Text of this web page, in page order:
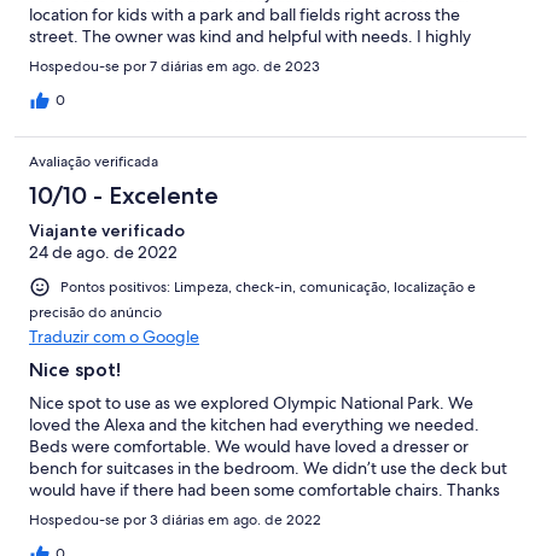
location for kids with a park and ball fields right across the
street. The owner was kind and helpful with needs. I highly
recommend staying here.
Hospedou-se por 7 diárias em ago. de 2023
0
Avaliação verificada
10/10 - Excelente
Viajante verificado
24 de ago. de 2022
Pontos positivos: Limpeza, check-in, comunicação, localização e
precisão do anúncio
Traduzir com o Google
Nice spot!
Nice spot to use as we explored Olympic National Park. We
loved the Alexa and the kitchen had everything we needed.
Beds were comfortable. We would have loved a dresser or
bench for suitcases in the bedroom. We didn’t use the deck but
would have if there had been some comfortable chairs. Thanks
for a lovely stay!
Hospedou-se por 3 diárias em ago. de 2022